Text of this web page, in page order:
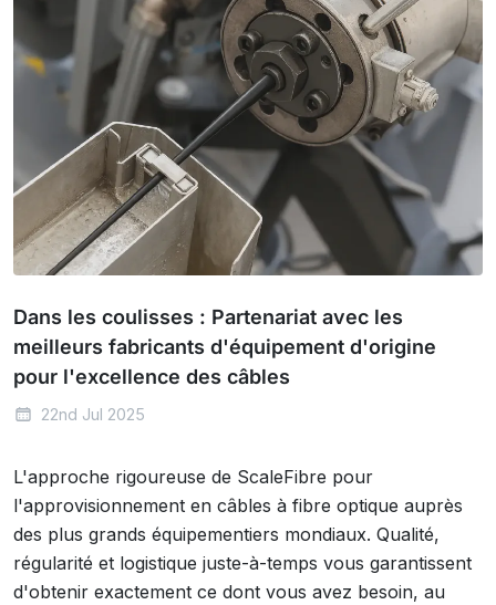
Dans les coulisses : Partenariat avec les
meilleurs fabricants d'équipement d'origine
pour l'excellence des câbles
22nd Jul 2025
L'approche rigoureuse de ScaleFibre pour
l'approvisionnement en câbles à fibre optique auprès
des plus grands équipementiers mondiaux. Qualité,
régularité et logistique juste-à-temps vous garantissent
d'obtenir exactement ce dont vous avez besoin, au